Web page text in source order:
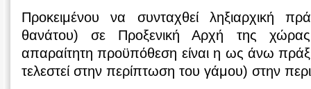
Προκειμένου να συνταχθεί ληξιαρχική
θανάτου) σε Προξενική Αρχή της
απαραίτητη προϋπόθεση είναι η ως άνω
τελεστεί στην περίπτωση του γάμου) στην